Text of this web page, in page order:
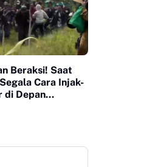
Beraksi! Saat
Cara Injak-
di Depan